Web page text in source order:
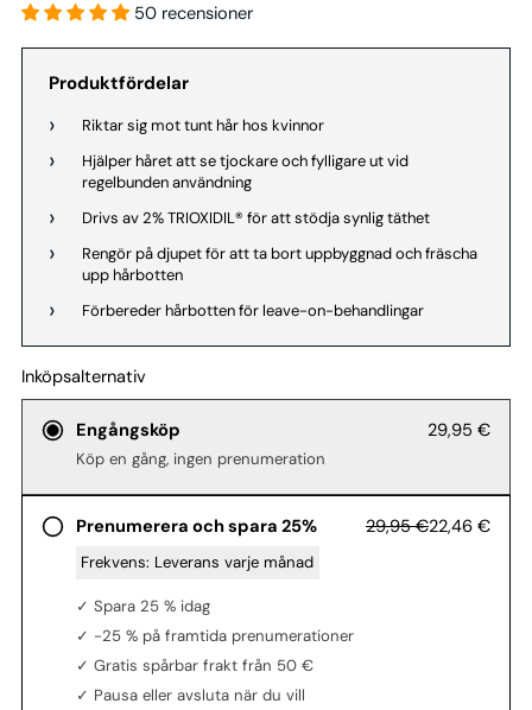
50 recensioner
Produktfördelar
Riktar sig mot tunt hår hos kvinnor
Hjälper håret att se tjockare och fylligare ut vid
regelbunden användning
Drivs av 2% TRIOXIDIL® för att stödja synlig täthet
Rengör på djupet för att ta bort uppbyggnad och fräscha
upp hårbotten
Förbereder hårbotten för leave-on-behandlingar
Inköpsalternativ
Engångsköp 29,95 €
Köp en gång, ingen prenumeration
Prenumerera och spara 25% 29,95 €22,46 €
‎ Frekvens: Leverans varje månad
✓ Spara 25 % idag
✓ -25 % på framtida prenumerationer
✓ Gratis spårbar frakt från 50 €
✓ Pausa eller avsluta när du vill